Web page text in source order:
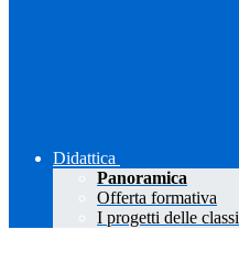
Didattica
Panoramica
Offerta formativa
I progetti delle classi